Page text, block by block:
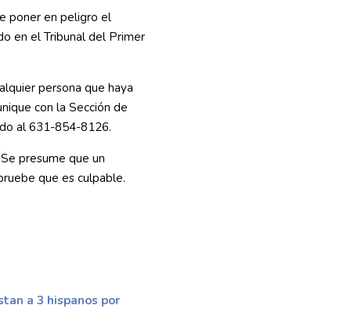
poner en peligro el
en el Tribunal del Primer
persona que haya
con la Sección de
al 631-854-8126.
presume que un
que es culpable.
a 3 hispanos por